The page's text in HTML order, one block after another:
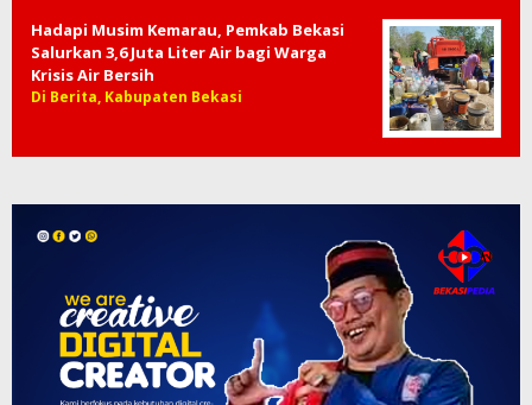
Hadapi Musim Kemarau, Pemkab Bekasi
Salurkan 3,6 Juta Liter Air bagi Warga
Krisis Air Bersih
Di Berita, Kabupaten Bekasi